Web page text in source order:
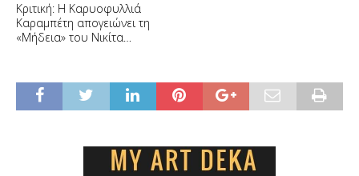
Κριτική: Η Καρυοφυλλιά
Καραμπέτη απογειώνει τη
«Μήδεια» του Νικίτα